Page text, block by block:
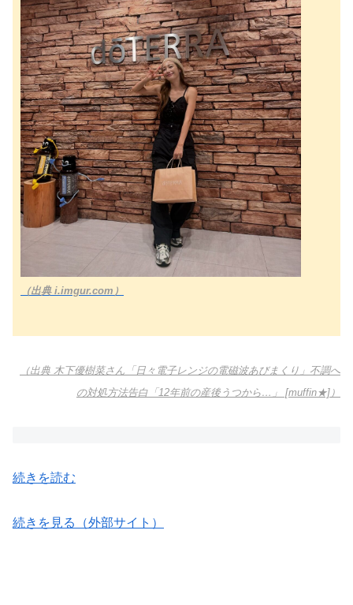
（出典 i.imgur.com）
（出典 木下優樹菜さん「日々電子レンジの電磁波あびまくり」不調へ
の対処方法告白「12年前の産後うつから…」 [muffin★]）
続きを読む
続きを見る（外部サイト）